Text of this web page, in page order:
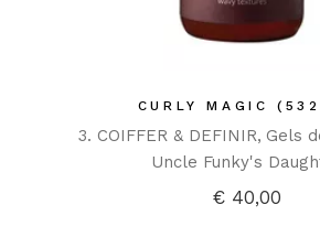
CURLY MAGIC
3. COIFFER & DEFINIR Gels
Uncle Funky's
€ 40,00